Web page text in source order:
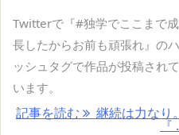
Twitterで『#独学でここまで成
長したからお前も頑張れ』のハ
ッシュタグで作品が投稿されて
います。
記事を読む 継続は力なり。
『